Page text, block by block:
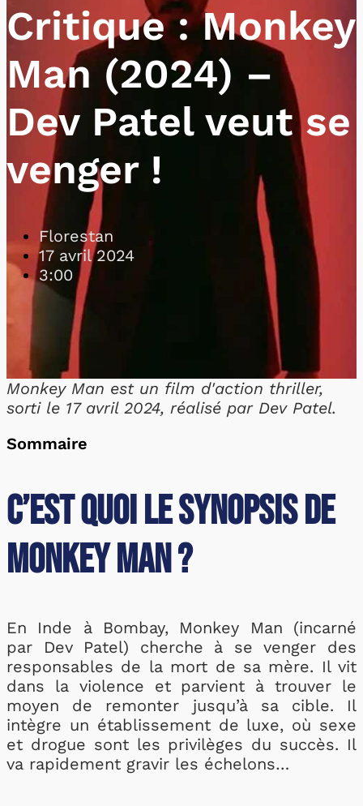
Critique : Monkey
Man (2024) –
Dev Patel veut se
venger !
Florestan
17 avril 2024
3:00
Monkey Man est un film d'action thriller,
sorti le 17 avril 2024, réalisé par Dev Patel.
Sommaire
C’est quoi le synopsis de
Monkey Man ?
En Inde à Bombay, Monkey Man (incarné
par Dev Patel) cherche à se venger des
responsables de la mort de sa mère. Il vit
dans la violence et parvient à trouver le
moyen de remonter jusqu’à sa cible. Il
intègre un établissement de luxe, où sexe
et drogue sont les privilèges du succès. Il
va rapidement gravir les échelons…